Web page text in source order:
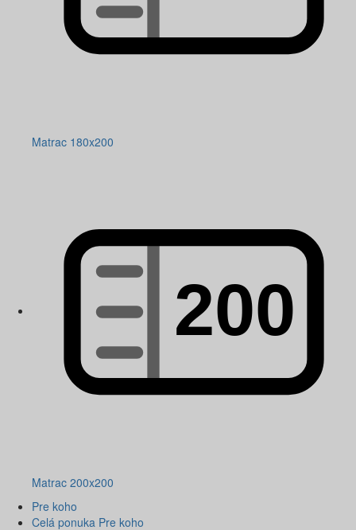
Matrac 180x200
Matrac 200x200
Pre koho
Celá ponuka Pre koho